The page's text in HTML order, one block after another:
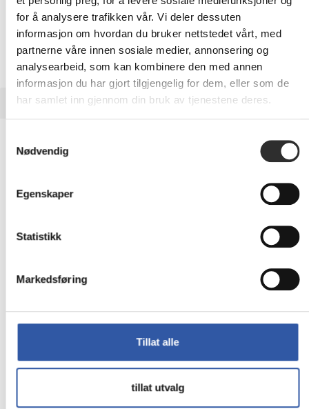
for å analysere trafikken vår. Vi deler dessuten
informasjon om hvordan du bruker nettstedet vårt, med
partnerne våre innen sosiale medier, annonsering og
analysearbeid, som kan kombinere den med annen
informasjon du har gjort tilgjengelig for dem, eller som de
har samlet inn gjennom din bruk av tjenestene deres.
Nødvendig
Egenskaper
Statistikk
Markedsføring
Tillat alle
tillat utvalg
Egenskaper
TEKNISK INFO
Generelt
Diagonal størrelse 24"
23.8"